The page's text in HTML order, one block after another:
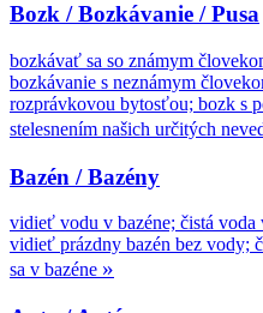
Bozk / Bozkávanie / Pusa
bozkávať sa so známym
bozkávanie s neznámym
rozprávkovou bytosťou; bozk s
stelesnením našich určitých
Bazén / Bazény
vidieť vodu v bazéne; čistá voda
vidieť prázdny bazén bez vody;
sa v bazéne »